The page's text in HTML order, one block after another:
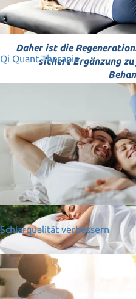
Qi Quant Therapie
Schlafqualität verbessern
optimale Regeneration
und
Daher ist die
sichere Ergänzung
ANWENDUNG DER